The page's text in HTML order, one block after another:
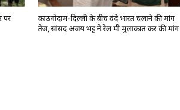
पर
काठगोदाम-दिल्ली के बीच वंदे भारत चलाने की मांग
तेज, सांसद अजय भट्ट ने रेल मंत्री मुलाकात कर की मांग